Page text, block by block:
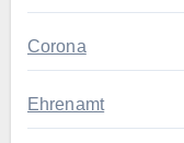
Corona
Ehrenamt